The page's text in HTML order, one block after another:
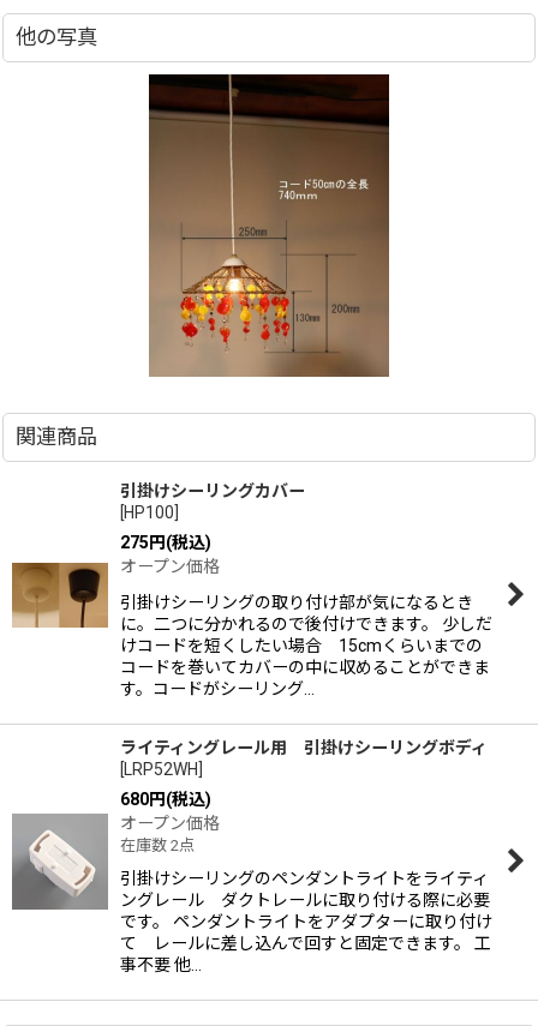
他の写真
関連商品
引掛けシーリングカバー
[HP100
275円(税込)
オープン価格
引掛けシーリングの取り付け部が気になるとき
に。二つに分かれるので後付けできます。 少しだ
けコードを短くしたい場合 15cmくらいまでの
コードを巻いてカバーの中に収めることができま
す。コードがシーリング…
ライティングレール用 引掛けシーリングボディ
[ LRP52WH
680円(税込)
オープン価格
在庫数 2点
引掛けシーリングのペンダントライトをライティ
ングレール ダクトレールに取り付ける際に必要
です。 ペンダントライトをアダプターに取り付け
て レールに差し込んで回すと固定できます。 工
事不要 他…